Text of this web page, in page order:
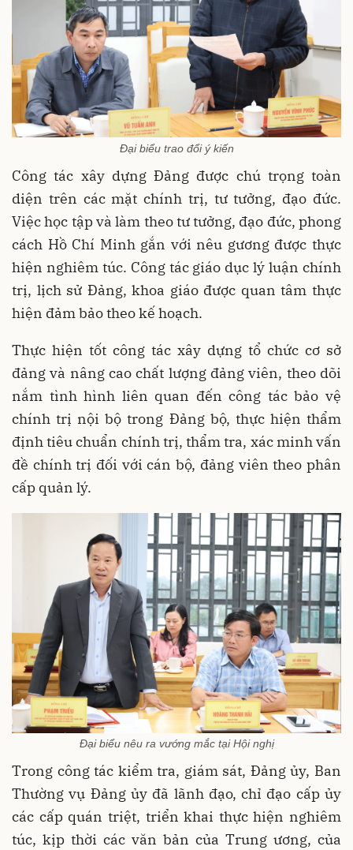
Đại biểu trao đổi ý kiến
Công tác xây dựng Đảng được chú trọng toàn
diện trên các mặt chính trị, tư tưởng, đạo đức.
Việc học tập và làm theo tư tưởng, đạo đức, phong
cách Hồ Chí Minh gắn với nêu gương được thực
hiện nghiêm túc. Công tác giáo dục lý luận chính
trị, lịch sử Đảng, khoa giáo được quan tâm thực
hiện đảm bảo theo kế hoạch.
Thực hiện tốt công tác xây dựng tổ chức cơ sở
đảng và nâng cao chất lượng đảng viên, theo dõi
nắm tình hình liên quan đến công tác bảo vệ
chính trị nội bộ trong Đảng bộ, thực hiện thẩm
định tiêu chuẩn chính trị, thẩm tra, xác minh vấn
đề chính trị đối với cán bộ, đảng viên theo phân
cấp quản lý.
Đại biểu nêu ra vướng mắc tại Hội nghị
Trong công tác kiểm tra, giám sát, Đảng ủy, Ban
Thường vụ Đảng ủy đã lãnh đạo, chỉ đạo cấp ủy
các cấp quán triệt, triển khai thực hiện nghiêm
túc, kịp thời các văn bản của Trung ương, của